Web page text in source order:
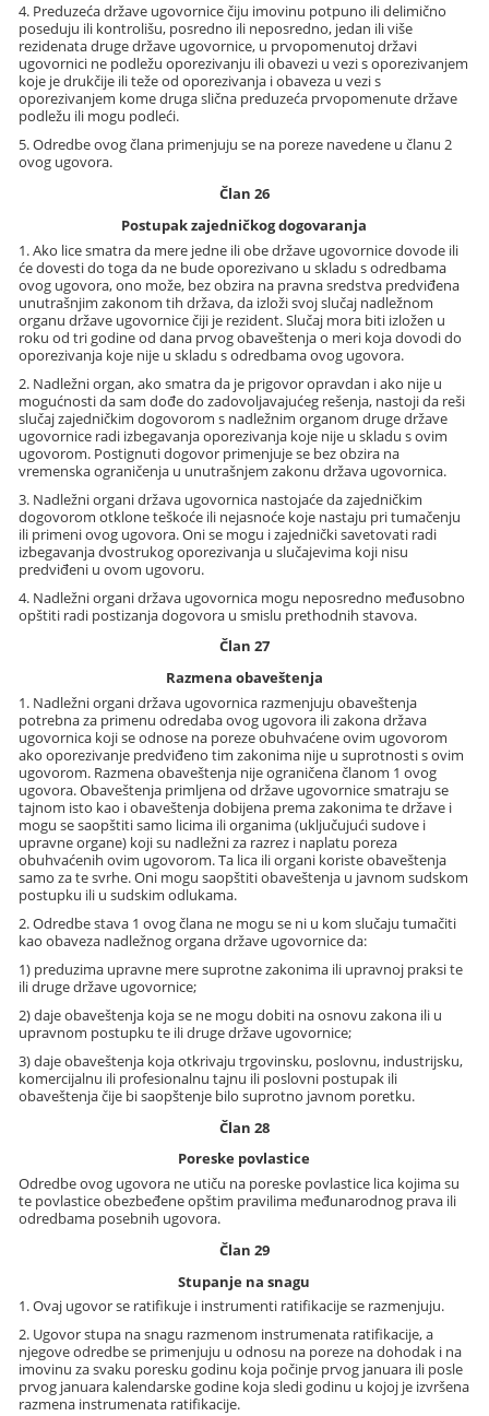
4. Preduzeća države ugovornice čiju imovinu potpuno ili delimično
poseduju ili kontrolišu, posredno ili neposredno, jedan ili više
rezidenata druge države ugovornice, u prvopomenutoj državi
ugovornici ne podležu oporezivanju ili obavezi u vezi s oporezivanjem
koje je drukčije ili teže od oporezivanja i obaveza u vezi s
oporezivanjem kome druga slična preduzeća prvopomenute države
podležu ili mogu podleći.
5. Odredbe ovog člana primenjuju se na poreze navedene u članu 2
ovog ugovora.
Član 26
Postupak zajedničkog dogovaranja
1. Ako lice smatra da mere jedne ili obe države ugovornice dovode ili
će dovesti do toga da ne bude oporezivano u skladu s odredbama
ovog ugovora, ono može, bez obzira na pravna sredstva predviđena
unutrašnjim zakonom tih država, da izloži svoj slučaj nadležnom
organu države ugovornice čiji je rezident. Slučaj mora biti izložen u
roku od tri godine od dana prvog obaveštenja o meri koja dovodi do
oporezivanja koje nije u skladu s odredbama ovog ugovora.
2. Nadležni organ, ako smatra da je prigovor opravdan i ako nije u
mogućnosti da sam dođe do zadovoljavajućeg rešenja, nastoji da reši
slučaj zajedničkim dogovorom s nadležnim organom druge države
ugovornice radi izbegavanja oporezivanja koje nije u skladu s ovim
ugovorom. Postignuti dogovor primenjuje se bez obzira na
vremenska ograničenja u unutrašnjem zakonu država ugovornica.
3. Nadležni organi država ugovornica nastojaće da zajedničkim
dogovorom otklone teškoće ili nejasnoće koje nastaju pri tumačenju
ili primeni ovog ugovora. Oni se mogu i zajednički savetovati radi
izbegavanja dvostrukog oporezivanja u slučajevima koji nisu
predviđeni u ovom ugovoru.
4. Nadležni organi država ugovornica mogu neposredno međusobno
opštiti radi postizanja dogovora u smislu prethodnih stavova.
Član 27
Razmena obaveštenja
1. Nadležni organi država ugovornica razmenjuju obaveštenja
potrebna za primenu odredaba ovog ugovora ili zakona država
ugovornica koji se odnose na poreze obuhvaćene ovim ugovorom
ako oporezivanje predviđeno tim zakonima nije u suprotnosti s ovim
ugovorom. Razmena obaveštenja nije ograničena članom 1 ovog
ugovora. Obaveštenja primljena od države ugovornice smatraju se
tajnom isto kao i obaveštenja dobijena prema zakonima te države i
mogu se saopštiti samo licima ili organima (uključujući sudove i
upravne organe) koji su nadležni za razrez i naplatu poreza
obuhvaćenih ovim ugovorom. Ta lica ili organi koriste obaveštenja
samo za te svrhe. Oni mogu saopštiti obaveštenja u javnom sudskom
postupku ili u sudskim odlukama.
2. Odredbe stava 1 ovog člana ne mogu se ni u kom slučaju tumačiti
kao obaveza nadležnog organa države ugovornice da:
1) preduzima upravne mere suprotne zakonima ili upravnoj praksi te
ili druge države ugovornice;
2) daje obaveštenja koja se ne mogu dobiti na osnovu zakona ili u
upravnom postupku te ili druge države ugovornice;
3) daje obaveštenja koja otkrivaju trgovinsku, poslovnu, industrijsku,
komercijalnu ili profesionalnu tajnu ili poslovni postupak ili
obaveštenja čije bi saopštenje bilo suprotno javnom poretku.
Član 28
Poreske povlastice
Odredbe ovog ugovora ne utiču na poreske povlastice lica kojima su
te povlastice obezbeđene opštim pravilima međunarodnog prava ili
odredbama posebnih ugovora.
Član 29
Stupanje na snagu
1. Ovaj ugovor se ratifikuje i instrumenti ratifikacije se razmenjuju.
2. Ugovor stupa na snagu razmenom instrumenata ratifikacije, a
njegove odredbe se primenjuju u odnosu na poreze na dohodak i na
imovinu za svaku poresku godinu koja počinje prvog januara ili posle
prvog januara kalendarske godine koja sledi godinu u kojoj je izvršena
razmena instrumenata ratifikacije.